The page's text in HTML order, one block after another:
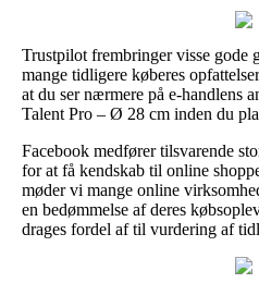
Trustpilot frembringer visse gode
mange tidligere køberes
at du ser nærmere på e-handlens
Talent Pro – Ø 28 cm inden du
Facebook medfører tilsvarende
for at få kendskab til online
møder vi mange online
en bedømmelse af deres
drages fordel af til vurdering af